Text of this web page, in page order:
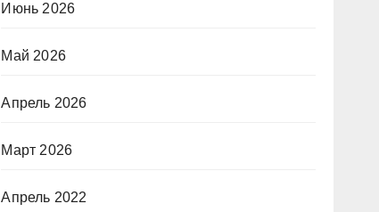
Июнь 2026
Май 2026
Апрель 2026
Март 2026
Апрель 2022